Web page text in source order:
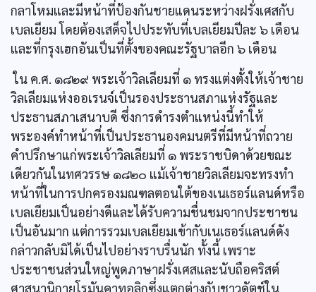
กลาโหมและมีหน้าที่ป้องกันชายแดนระหว่างฝรั่งเศสกับ
เบลเยียม โดยต้องเสด็จไปประทับที่เบลเยียมปีละ ๖ เดือน
และที่กรุงเฮกอันเป็นที่ตั้งของคณะรัฐบาลอีก ๖ เดือน
ใน ค.ศ. ๑๘๒๙ พระเจ้าวิลเลียมที่ ๑ ทรงแต่งตั้งให้เจ้าชาย
วิลเลียมแห่งออเรนจ์เป็นรองประธานสภาแห่งรัฐและ
ประธานสภาเสนาบดี ซึ่งการดำรงตำแหน่งนี้ทำให้
พระองค์ทำหน้าที่เป็นประธานองคมนตรีที่มีหน้าที่ถวาย
คำปรึกษาแก่พระเจ้าวิลเลียมที่ ๑ พระราชบิดาด้วยขณะ
เดียวกันในทศวรรษ ๑๘๒๐ แม้เจ้าชายวิลเลียมจะทรงทำ
หน้าที่ในการปกครองมณฑลตอนใต้ของเนเธอร์แลนด์หรือ
เบลเยียมเป็นอย่างดีและได้รับความชื่นชมจากประชาชน
เป็นอันมาก แต่การรวมเบลเยียมเข้ากับเนเธอร์แลนด์ดัง
กล่าวกลับมิได้เป็นไปอย่างราบรื่นนัก ทั้งนี้ เพราะ
ประชาชนส่วนใหญ่พูดภาษาฝรั่งเศสและนับถือคริสต์
ศาสนานิกายโรมันคาทอลิกซึ่งแตกต่างกับชาวดัตช์ใน